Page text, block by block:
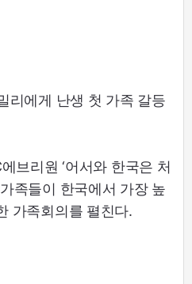
리에게 난생 첫 가족 갈등
브리원 ‘어서와 한국은 처
족들이 한국에서 가장 높
가족회의를 펼친다.